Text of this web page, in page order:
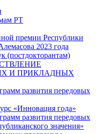
РТ
премии Республики
2023 года
(постдокторантам)
И ПРИКЛАДНЫХ
развития передовых
«Инновация года»
развития передовых
значения»